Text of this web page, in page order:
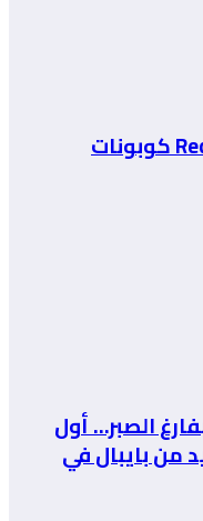
احصل على خصم RedotPay Card كوبونات
الصبر… أول
من بايبال في